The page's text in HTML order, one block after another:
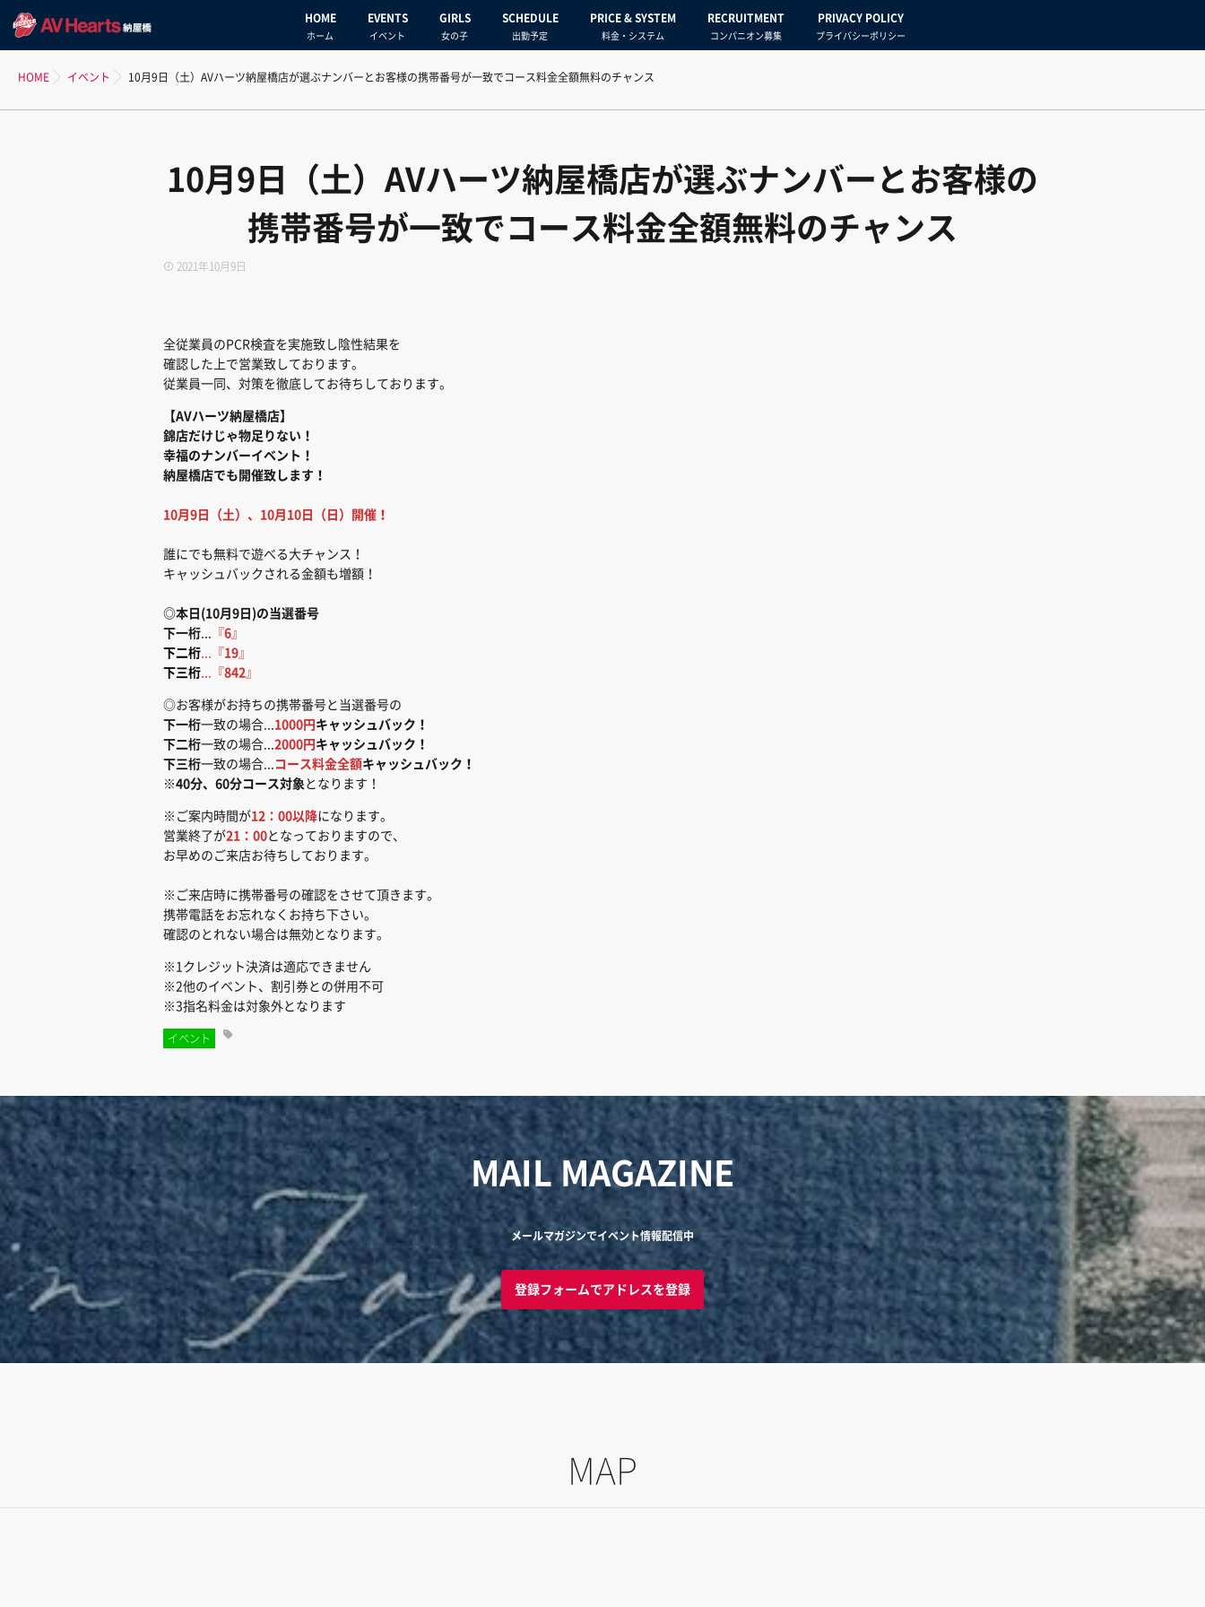
HOME
ホーム
EVENTS
イベント
GIRLS
女の子
SCHEDULE
出勤予定
PRICE & SYSTEM
料金・システム
RECRUITMENT
コンパニオン募集
PRIVACY POLICY
プライバシーポリシー
HOME イベント 10月9日（土）AVハーツ納屋橋店が選ぶナンバーとお客様の携帯番号が一致でコース料金全額無料のチャンス
10月9日（土）AVハーツ納屋橋店が選ぶナンバーとお客様の
携帯番号が一致でコース料金全額無料のチャンス
2021年10月9日
全従業員のPCR検査を実施致し陰性結果を
確認した上で営業致しております。
従業員一同、対策を徹底してお待ちしております。
【AVハーツ納屋橋店】
錦店だけじゃ物足りない！
幸福のナンバーイベント！
納屋橋店でも開催致します！
10月9日（土）、10月10日（日）開催！
誰にでも無料で遊べる大チャンス！
キャッシュバックされる金額も増額！
◎本日(10月9日)の当選番号
下一桁
『6 』
下二桁 ...『19 』
下三桁 ...『842 』
◎お客様がお持ちの携帯番号と当選番号の
下一桁一致の場合... 1000円 キャッシュバック！
下二桁一致の場合... 2000円 キャッシュバック！
下三桁一致の場合... コース料金全額キャッシュバック！
※40分、60分コース対象 となります！
※ご案内時間が12：00以降になります。
営業終了が21：00となっておりますので、
お早めのご来店お待ちしております。
※ご来店時に携帯番号の確認をさせて頂きます。
携帯電話をお忘れなくお持ち下さい。
確認のとれない場合は無効となります。
※1クレジット決済は適応できません
※2他のイベント、割引券との併用不可
※3指名料金は対象外となります
イベント
MAIL MAGAZINE
メールマガジンでイベント情報配信中
登録フォームでアドレスを登録
MAP